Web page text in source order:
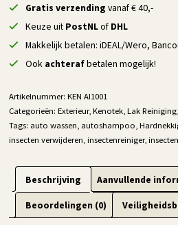
Gratis verzending vanaf € 40,-
Keuze uit PostNLof DHL
Makkelijk betalen: iDEAL/Wero,
Ook achterafbetalen mogelijk!
Artikelnummer:KEN AI1001
Categorieën:Exterieur,Kenotek ,Lak Reiniging
Tags: auto wassen autoshampoo ,
insecten verwijderen ,insectenreiniger,
Beschrijving Aanvullende
Beoordelingen (0)